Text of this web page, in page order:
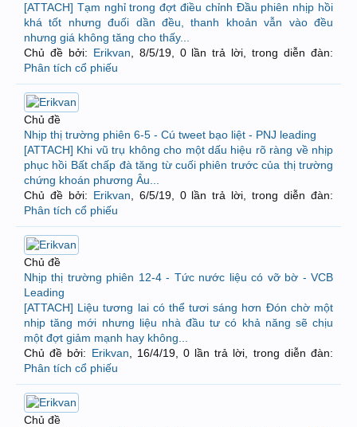
[ATTACH] Tạm nghỉ trong đợt điều chỉnh Đầu phiên nhịp hồi
khá tốt nhưng đuối dần đều, thanh khoản vẫn vào đều
nhưng giá không tăng cho thấy...
Chủ đề bởi: Erikvan 8/5/19, 0 lần trả lời, trong diễn đàn:
Phân tích cổ phiếu
Chủ đề
Nhịp thị trường phiên 6-5 - Cú tweet bạo liệt - PNJ leading
[ATTACH] Khi vũ trụ không cho một dấu hiệu rõ ràng về nhịp
phục hồi Bất chấp đà tăng từ cuối phiên trước của thị trường
chứng khoán phương Âu...
Chủ đề bởi: Erikvan 6/5/19, 0 lần trả lời, trong diễn đàn:
Phân tích cổ phiếu
Chủ đề
Nhịp thị trường phiên 12-4 - Tức nước liệu có vỡ bờ - VCB
Leading
[ATTACH] Liệu tương lai có thể tươi sáng hơn Đón chờ một
nhịp tăng mới nhưng liệu nhà đầu tư có khả năng sẽ chịu
một đợt giảm mạnh hay không...
Chủ đề bởi: Erikvan 16/4/19, 0 lần trả lời, trong diễn đàn:
Phân tích cổ phiếu
Chủ đề